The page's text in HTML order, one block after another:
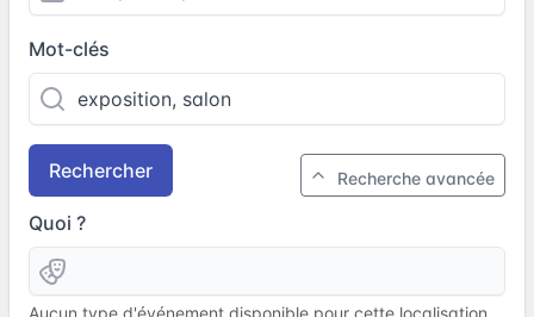
Mot-clés
Rechercher Recherche avancée
Quoi ?
Aucun type d'événement disponible pour cette localisation.